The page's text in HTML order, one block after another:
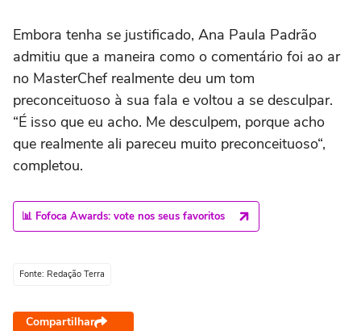
Embora tenha se justificado, Ana Paula Padrão
admitiu que a maneira como o comentário foi ao ar
no MasterChef realmente deu um tom
preconceituoso à sua fala e voltou a se desculpar.
“É isso que eu acho. Me desculpem, porque acho
que realmente ali pareceu muito preconceituoso“,
completou.
📊 Fofoca Awards: vote nos seus favoritos
Fonte: Redação Terra
Compartilhar